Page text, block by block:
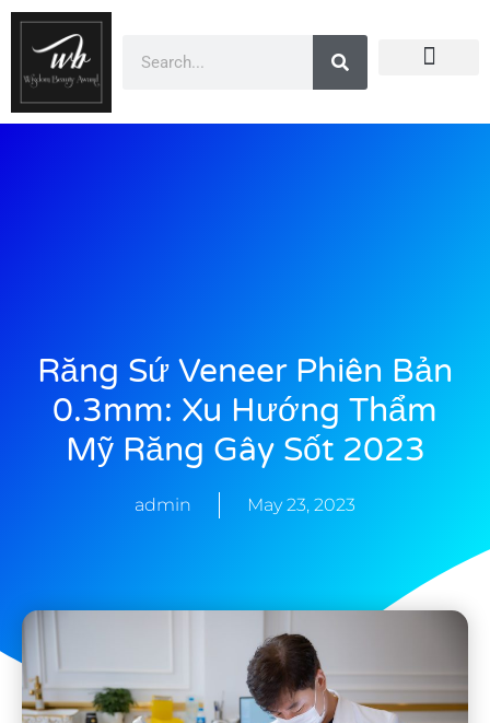
Răng Sứ Veneer Phiên Bản
0.3mm: Xu Hướng Thẩm
Mỹ Răng Gây Sốt 2023
admin May 23, 2023